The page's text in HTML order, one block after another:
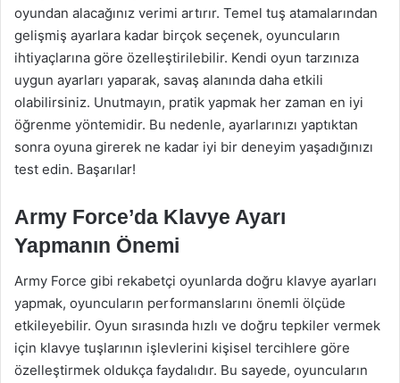
oyundan alacağınız verimi artırır. Temel tuş atamalarından
gelişmiş ayarlara kadar birçok seçenek, oyuncuların
ihtiyaçlarına göre özelleştirilebilir. Kendi oyun tarzınıza
uygun ayarları yaparak, savaş alanında daha etkili
olabilirsiniz. Unutmayın, pratik yapmak her zaman en iyi
öğrenme yöntemidir. Bu nedenle, ayarlarınızı yaptıktan
sonra oyuna girerek ne kadar iyi bir deneyim yaşadığınızı
test edin. Başarılar!
Army Force’da Klavye Ayarı
Yapmanın Önemi
Army Force gibi rekabetçi oyunlarda doğru klavye ayarları
yapmak, oyuncuların performanslarını önemli ölçüde
etkileyebilir. Oyun sırasında hızlı ve doğru tepkiler vermek
için klavye tuşlarının işlevlerini kişisel tercihlere göre
özelleştirmek oldukça faydalıdır. Bu sayede, oyuncuların